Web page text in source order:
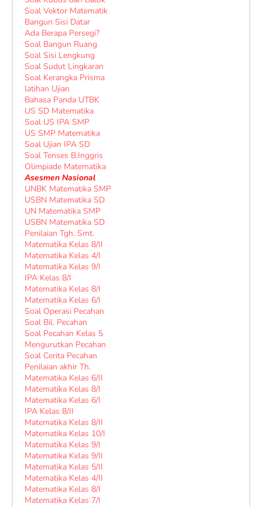
Soal Vektor Matematik
Bangun Sisi Datar
Ada Berapa Persegi?
Soal Bangun Ruang
Soal Sisi Lengkung
Soal Sudut Lingkaran
Soal Kerangka Prisma
latihan Ujian
Bahasa Panda UTBK
US SD Matematika
Soal US IPA SMP
US SMP Matematika
Soal Ujian IPA SD
Soal Tenses B.Inggris
Olimpiade Matematika
Asesmen Nasional
UNBK Matematika SMP
USBN Matematika SD
UN Matematika SMP
USBN Matematika SD
Penilaian Tgh. Smt.
Matematika Kelas 8/II
Matematika Kelas 4/I
Matematika Kelas 9/I
IPA Kelas 8/I
Matematika Kelas 8/I
Matematika Kelas 6/I
Soal Operasi Pecahan
Soal Bil. Pecahan
Soal Pecahan Kelas 5
Mengurutkan Pecahan
Soal Cerita Pecahan
Penilaian akhir Th.
Matematika Kelas 6/II
Matematika Kelas 8/I
Matematika Kelas 6/I
IPA Kelas 8/II
Matematika Kelas 8/II
Matematika Kelas 10/I
Matematika Kelas 9/I
Matematika Kelas 9/II
Matematika Kelas 5/II
Matematika Kelas 4/II
Matematika Kelas 8/I
Matematika Kelas 7/I